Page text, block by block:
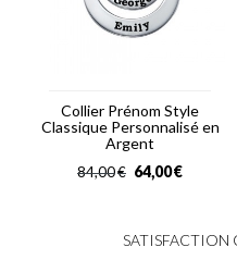
Collier Prénom Style
Classique Personnalisé en
Argent
€
84,00 €
64,00
SATISFACTION